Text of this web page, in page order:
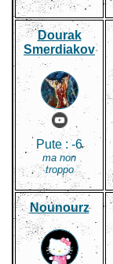
Dourak
Smerdiakov
Pute :-6
ma non
troppo
Nounourz